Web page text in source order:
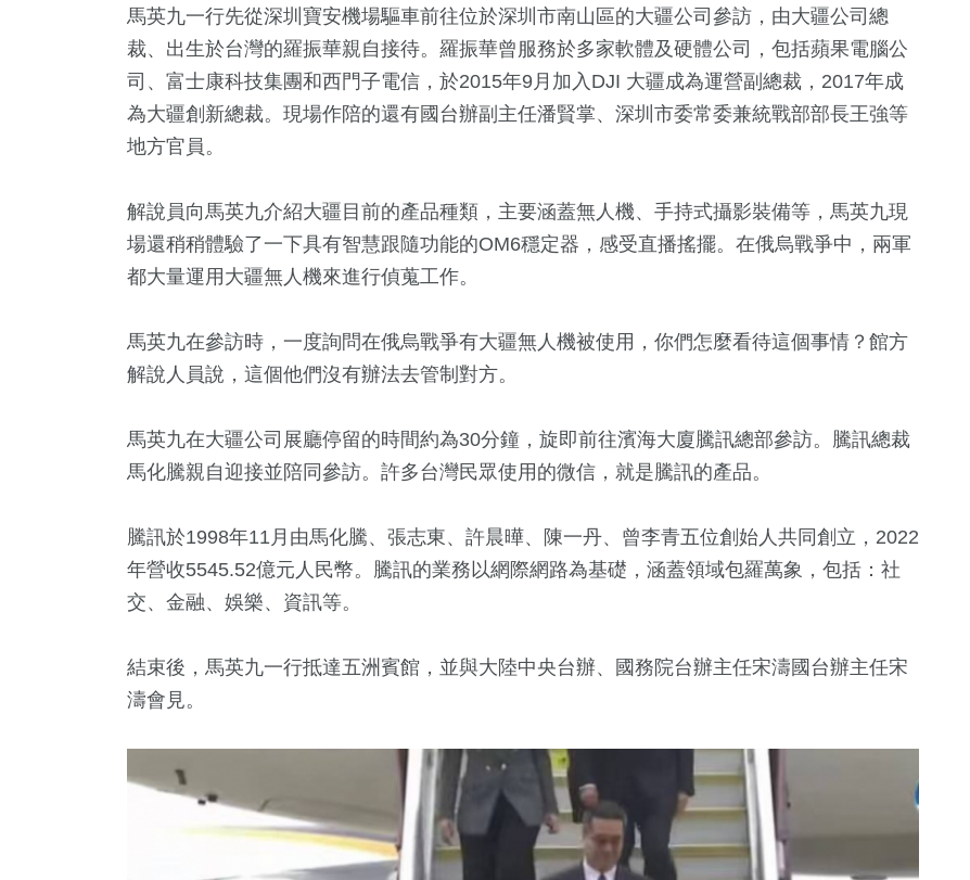
馬英九一行先從深圳寶安機場驅車前往位於深圳市南山區的大疆公司參訪，由大疆公司總
裁、出生於台灣的羅振華親自接待。羅振華曾服務於多家軟體及硬體公司，包括蘋果電腦公
司、富士康科技集團和西門子電信，於2015年9月加入DJI 大疆成為運營副總裁，2017年成
為大疆創新總裁。現場作陪的還有國台辦副主任潘賢掌、深圳市委常委兼統戰部部長王強等
地方官員。
解說員向馬英九介紹大疆目前的產品種類，主要涵蓋無人機、手持式攝影裝備等，馬英九現
場還稍稍體驗了一下具有智慧跟隨功能的OM6穩定器，感受直播搖擺。在俄烏戰爭中，兩軍
都大量運用大疆無人機來進行偵蒐工作。
馬英九在參訪時，一度詢問在俄烏戰爭有大疆無人機被使用，你們怎麼看待這個事情？館方
解說人員說，這個他們沒有辦法去管制對方。
馬英九在大疆公司展廳停留的時間約為30分鐘，旋即前往濱海大廈騰訊總部參訪。騰訊總裁
馬化騰親自迎接並陪同參訪。許多台灣民眾使用的微信，就是騰訊的產品。
騰訊於1998年11月由馬化騰、張志東、許晨曄、陳一丹、曾李青五位創始人共同創立，2022
年營收5545.52億元人民幣。騰訊的業務以網際網路為基礎，涵蓋領域包羅萬象，包括：社
交、金融、娛樂、資訊等。
結束後，馬英九一行抵達五洲賓館，並與大陸中央台辦、國務院台辦主任宋濤國台辦主任宋
濤會見。
綜藝 兩岸藝苑天地
+ 973+
流專區
2024立委選戰 海峽論壇專區 健康及醫療 2024總統大選
流專區